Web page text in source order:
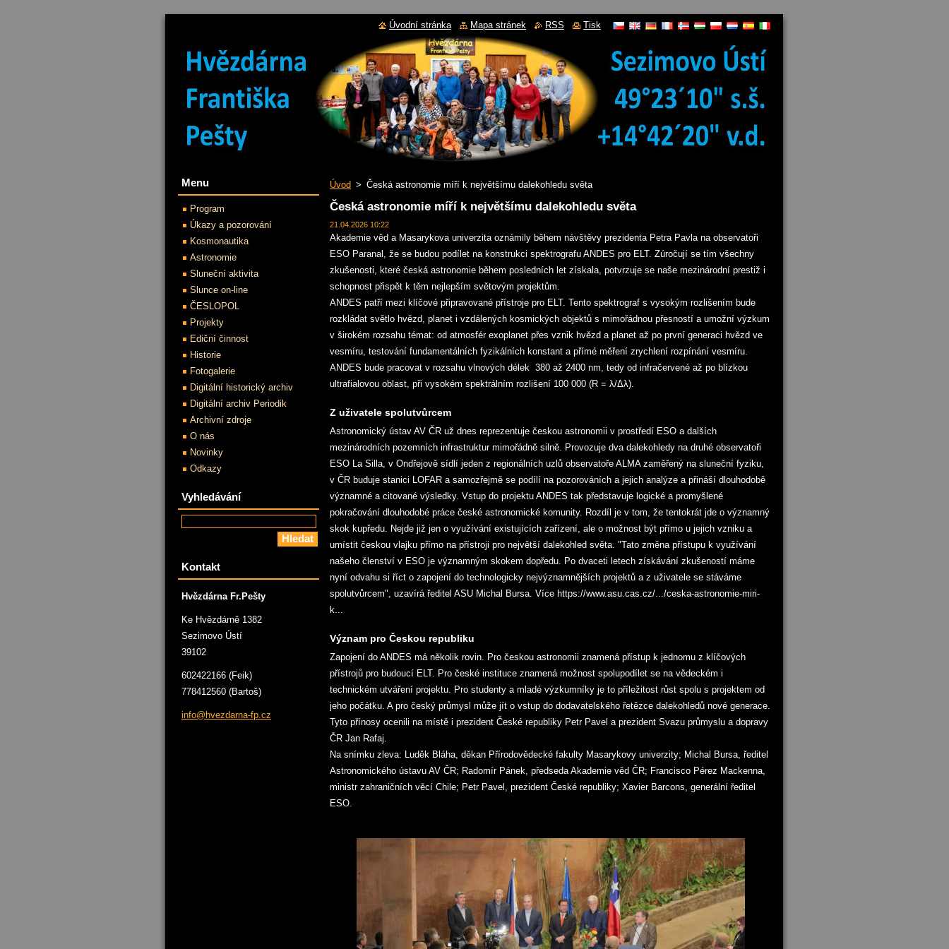
Úvod > Česká astronomie míří k největšímu dalekohledu světa
Česká astronomie míří k největšímu dalekohledu světa
21.04.2026 10:22
Akademie věd a Masarykova univerzita oznámily během návštěvy prezidenta Petra Pavla na observatoři
ESO Paranal, že se budou podílet na konstrukci spektrografu ANDES pro ELT. Zúročují se tím všechny
zkušenosti, které česká astronomie během posledních let získala, potvrzuje se naše mezinárodní prestiž i
schopnost přispět k těm nejlepším světovým projektům.
ANDES patří mezi klíčové připravované přístroje pro ELT. Tento spektrograf s vysokým rozlišením bude
rozkládat světlo hvězd, planet i vzdálených kosmických objektů s mimořádnou přesností a umožní výzkum
v širokém rozsahu témat: od atmosfér exoplanet přes vznik hvězd a planet až po první generaci hvězd ve
vesmíru, testování fundamentálních fyzikálních konstant a přímé měření zrychlení rozpínání vesmíru.
ANDES bude pracovat v rozsahu vlnových délek 380 až 2400 nm, tedy od infračervené až po blízkou
ultrafialovou oblast, při vysokém spektrálním rozlišení 100 000 (R = λ/Δλ).
Z uživatele spolutvůrcem
Astronomický ústav AV ČR už dnes reprezentuje českou astronomii v prostředí ESO a dalších
mezinárodních pozemních infrastruktur mimořádně silně. Provozuje dva dalekohledy na druhé observatoři
ESO La Silla, v Ondřejově sídlí jeden z regionálních uzlů observatoře ALMA zaměřený na sluneční fyziku,
v ČR buduje stanici LOFAR a samozřejmě se podílí na pozorováních a jejich analýze a přináší dlouhodobě
významné a citované výsledky. Vstup do projektu ANDES tak představuje logické a promyšlené
pokračování dlouhodobé práce české astronomické komunity. Rozdíl je v tom, že tentokrát jde o významný
skok kupředu. Nejde již jen o využívání existujících zařízení, ale o možnost být přímo u jejich vzniku a
umístit českou vlajku přímo na přístroji pro největší dalekohled světa. "Tato změna přístupu k využívání
našeho členství v ESO je významným skokem dopředu. Po dvaceti letech získávání zkušeností máme
nyní odvahu si říct o zapojení do technologicky nejvýznamnějších projektů a z uživatele se stáváme
spolutvůrcem", uzavírá ředitel ASU Michal Bursa. Více https://www.asu.cas.cz/.../ceska-astronomie-miri-
k...
Význam pro Českou republiku
Zapojení do ANDES má několik rovin. Pro českou astronomii znamená přístup k jednomu z klíčových
přístrojů pro budoucí ELT. Pro české instituce znamená možnost spolupodílet se na vědeckém i
technickém utváření projektu. Pro studenty a mladé výzkumníky je to příležitost růst spolu s projektem od
jeho počátku. A pro český průmysl může jít o vstup do dodavatelského řetězce dalekohledů nové generace.
Tyto přínosy ocenili na místě i prezident České republiky Petr Pavel a prezident Svazu průmyslu a dopravy
ČR Jan Rafaj.
Na snímku zleva: Luděk Bláha, děkan Přírodovědecké fakulty Masarykovy univerzity; Michal Bursa, ředitel
Astronomického ústavu AV ČR; Radomír Pánek, předseda Akademie věd ČR; Francisco Pérez Mackenna,
ministr zahraničních věcí Chile; Petr Pavel, prezident České republiky; Xavier Barcons, generální ředitel
ESO.
Menu
Program
Úkazy a pozorování
Kosmonautika
Astronomie
Sluneční aktivita
Slunce on-line
ČESLOPOL
Projekty
Ediční činnost
Historie
Fotogalerie
Digitální historický archiv
Digitální archiv Periodik
Archivní zdroje
O nás
Novinky
Odkazy
Vyhledávání
Kontakt
Hvězdárna Fr.Pešty
Ke Hvězdárně 1382
Sezimovo Ústí
39102
602422166 (Feik)
778412560 (Bartoš)
info@hvezdarna-fp.cz
Úvodní stránka Mapa stránek RSS Tisk